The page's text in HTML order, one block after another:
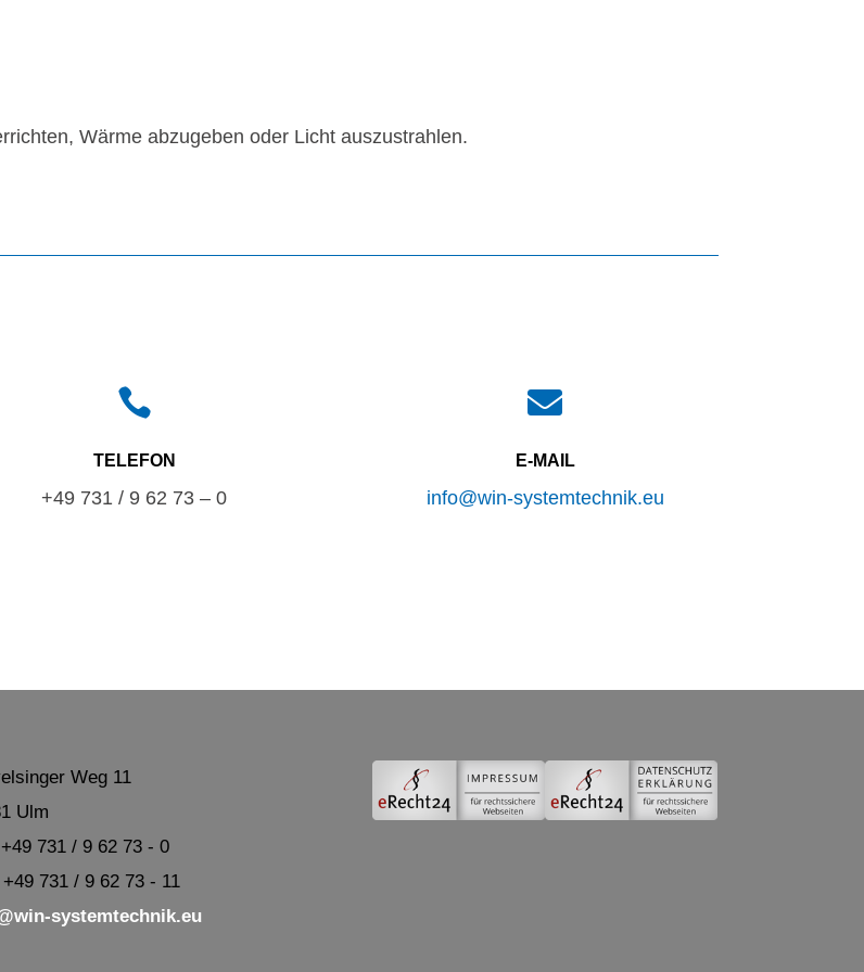
Wärme abzugeben oder Licht auszustrahlen.

TELEFON
+49 731 / 9 62 73 – 0

E-MAIL
info@win-systemtechnik.eu
Weg 11
Ulm
731 / 9 62 73 - 0
731 / 9 62 73 - 11
systemtechnik.eu